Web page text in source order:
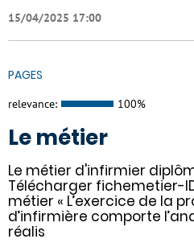
15/04/2025 17:00
PAGES
relevance: 100%
Le métier
Le métier d'infirmier
Télécharger fichemetier-
métier « L’exercice de la
d’infirmière comporte
réalis